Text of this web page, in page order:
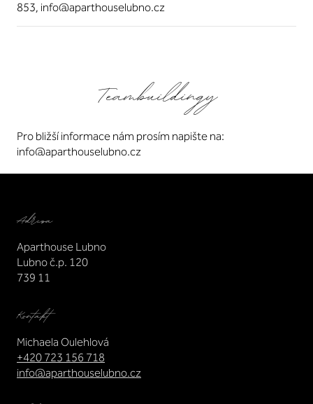
853, info@aparthouselubno.cz
Teambuildingy
Pro bližší informace nám prosím napište na:
info@aparthouselubno.cz
Adresa
Aparthouse Lubno
Lubno č.p. 120
739 11
Kontakt
Michaela Oulehlová
+420 723 156 718
info@aparthouselubno.cz